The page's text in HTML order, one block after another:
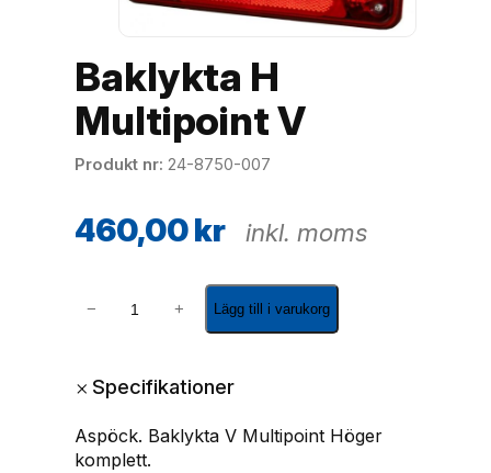
Baklykta H
Multipoint V
Produkt nr 24-8750-007
460,00kr inkl. moms
y
t
a
− + Lägg till i varukorg
+Specifikationer
Aspöck. Baklykta V Multipoint Höger
komplett.